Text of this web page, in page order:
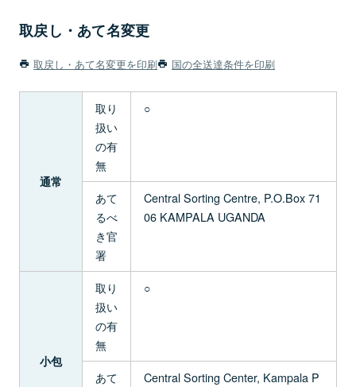
取戻し・あて名変更
取戻し・あて名変更を印刷 国の全送達条件を印刷
通常
取り
扱い
の有
無
○
あて
るべ
き官
署
Central Sorting Centre, P.O.Box 71
06 KAMPALA UGANDA
小包
取り
扱い
の有
無
○
あて
Central Sorting Center, Kampala P